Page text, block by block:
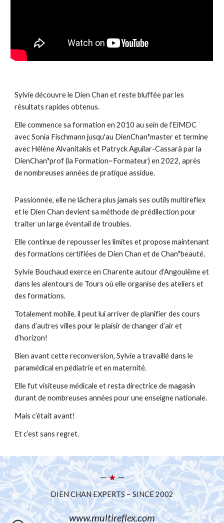
Sylvie découvre le Dien Chan et reste bluffée par les
résultats rapides obtenus.
Elle commence sa formation en 2010 au sein de l’EiMDC
avec Sonia Fischmann jusqu'au DienChan❜master et termine
avec Hélène Alvanitakis et Patryck Aguilar-Cassarà par la
DienChan❜prof (la Formation~Formateur) en 2022, après
de nombreuses années de pratique assidue.
Passionnée, elle ne lâchera plus jamais ses outils multireflex
et le Dien Chan devient sa méthode de prédilection pour
traiter un large éventail de troubles.
Elle continue de repousser les limites et propose maintenant
des formations certifiées de Dien Chan et de Chan❜beauté.
Sylvie Bouchaud exerce en Charente autour d’Angoulême et
dans les alentours de Tours où elle organise des ateliers et
des formations.
Totalement mobile, il peut lui arriver de planifier des cours
dans d’autres villes pour le plaisir de changer d’air et
d’horizon!
Bien avant cette reconversion, Sylvie a travaillé dans le
paramédical en pédiatrie et en maternité.
Elle fut visiteuse médicale et resta directrice de magasin
durant de nombreuses années pour une enseigne nationale.
Mais c’était avant!
Et c’est sans regret.
—★—
DIEN CHAN EXPERTS ~ SINCE 2002
www.multireflex.com